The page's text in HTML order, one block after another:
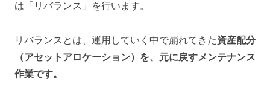
は「リバランス」を行います。
リバランスとは、運用していく中で崩れてきた資産配分
（アセットアロケーション）を、元に戻すメンテナンス
作業です。